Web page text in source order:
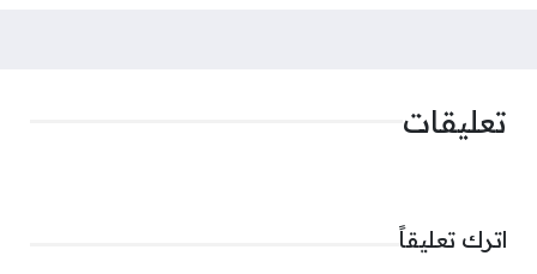
تعليقات
اترك تعليقاً